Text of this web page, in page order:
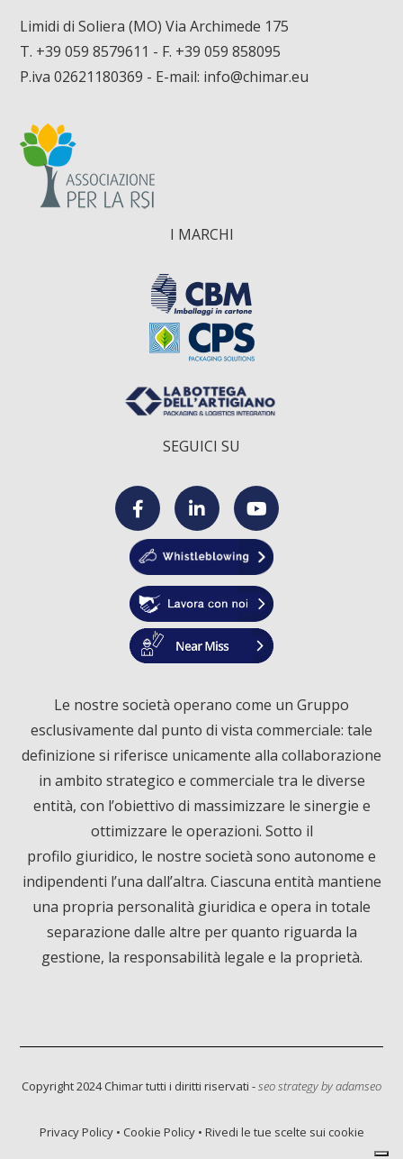
Limidi di Soliera (MO) Via Archimede 175
T. +39 059 8579611 - F. +39 059 858095
P.iva 02621180369 - E-mail: info@chimar.eu
I MARCHI
SEGUICI SU
F
a
c
b
o
o
L
i
n
e
d
I
Y
o
u
u
b
e
Le nostre società operano come un Gruppo
esclusivamente dal punto di vista commerciale: tale
definizione si riferisce unicamente alla collaborazione
in ambito strategico e commerciale tra le diverse
entità, con l’obiettivo di massimizzare le sinergie e
ottimizzare le operazioni. Sotto il
profilo giuridico, le nostre società sono autonome e
indipendenti l’una dall’altra. Ciascuna entità mantiene
una propria personalità giuridica e opera in totale
separazione dalle altre per quanto riguarda la
gestione, la responsabilità legale e la proprietà.
Copyright 2024 Chimar tutti i diritti riservati -seo strategy byadamseo
Privacy Policy• Cookie Policy• Rivedi le tue scelte sui cookie
Informativa sulla raccolta